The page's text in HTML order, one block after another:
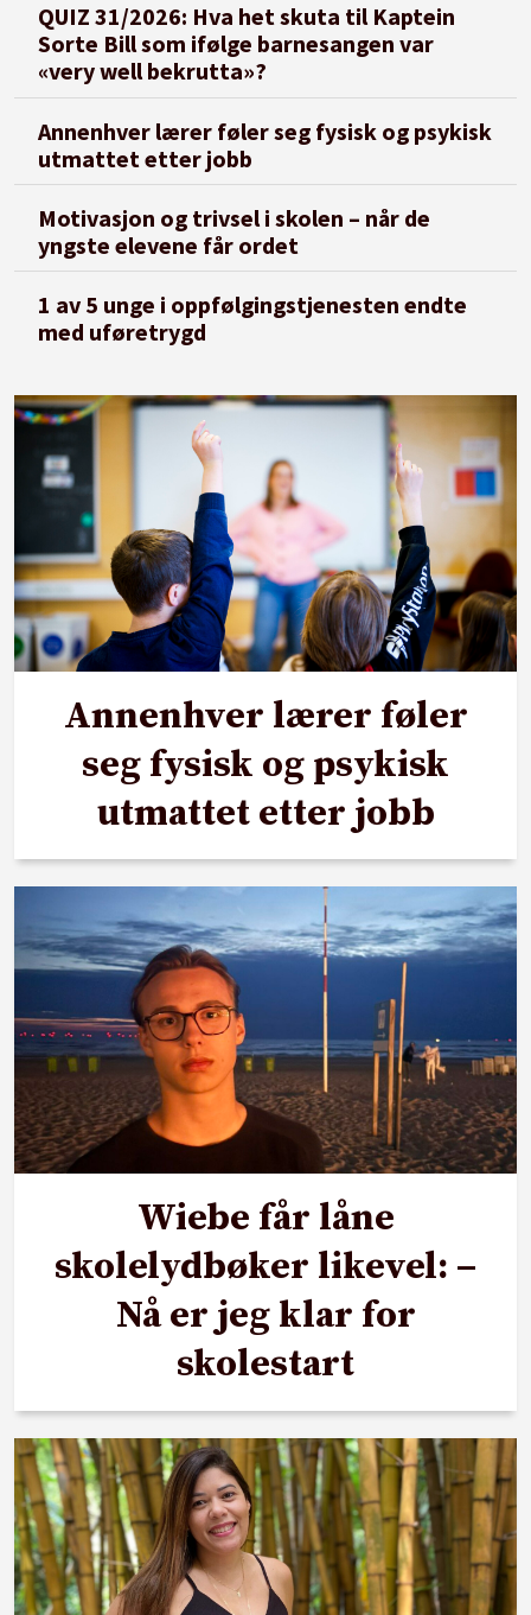
QUIZ 31/2026: Hva het skuta til Kaptein
Sorte Bill som ifølge barnesangen var
«very well bekrutta»?
Annenhver lærer føler seg fysisk og psykisk
utmattet etter jobb
Motivasjon og trivsel i skolen – når de
yngste elevene får ordet
1 av 5 unge i oppfølgingstjenesten endte
med uføretrygd
Annenhver lærer føler
seg fysisk og psykisk
utmattet etter jobb
Wiebe får låne
skolelydbøker likevel: –
Nå er jeg klar for
skolestart